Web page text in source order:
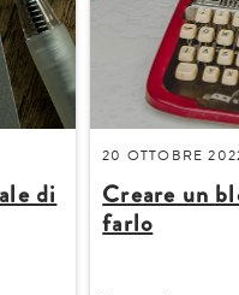
di
20 OTTOBRE
Creare un
farlo